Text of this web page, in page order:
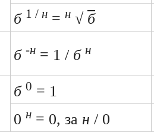
б 1 / н = н √ б
б -н = 1 / б н
б 0 = 1
0 н = 0, за н / 0